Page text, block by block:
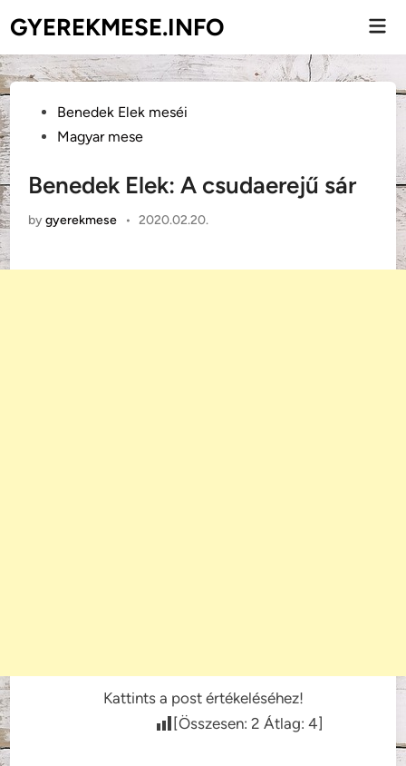
to
content
GYEREKMESE.INFO
PostedBenedek Elek meséi
Magyar mese
Benedek Elek: A csudaerejű sár
bygyerekmese • 2020.02.20.
Kattints a post értékeléséhez!
[Összesen: 2 Átlag: 4]